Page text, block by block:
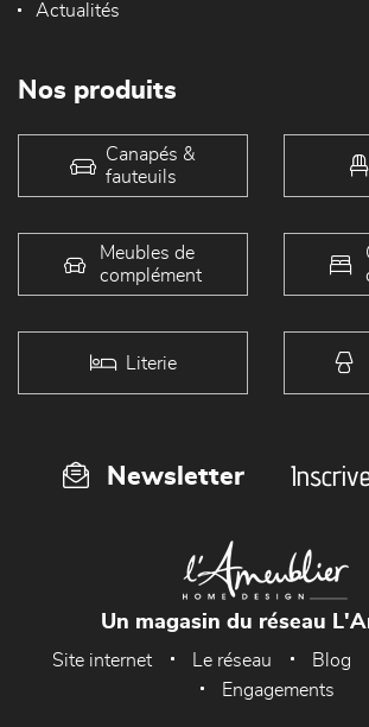
Actualités
Nos produits
Canapés &
fauteuils
Meubles de
complément
Literie
Newsletter
Un magasin du réseau
Site internet Le réseau Blog
Engagements